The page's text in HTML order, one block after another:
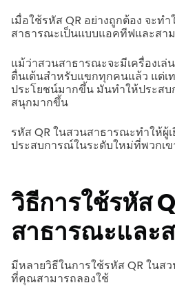
เมื่อใช้รหัส QR อย่างถูกต้อง จะท
สาธารณะเป็นแบบแอคทีฟและสา
แม้ว่าสวนสาธารณะจะมีเครื่องเ
ตื่นเต้นสำหรับแขกทุกคนแล้ว แต่เ
ประโยชน์มากขึ้น มันทำให้ประส
สนุกมากขึ้น
รหัส QR ในสวนสาธารณะทำให้
ประสบการณ์ในระดับใหม่ที่พวกเข
วิธีการใช้รหัส
สาธารณะและ
มีหลายวิธีในการใช้รหัส QR ในส
ที่คุณสามารถลองใช้